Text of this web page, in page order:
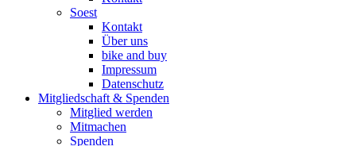
Soest
Kontakt
Über uns
bike and buy
Impressum
Datenschutz
Mitgliedschaft & Spenden
Mitglied werden
Mitmachen
Spenden